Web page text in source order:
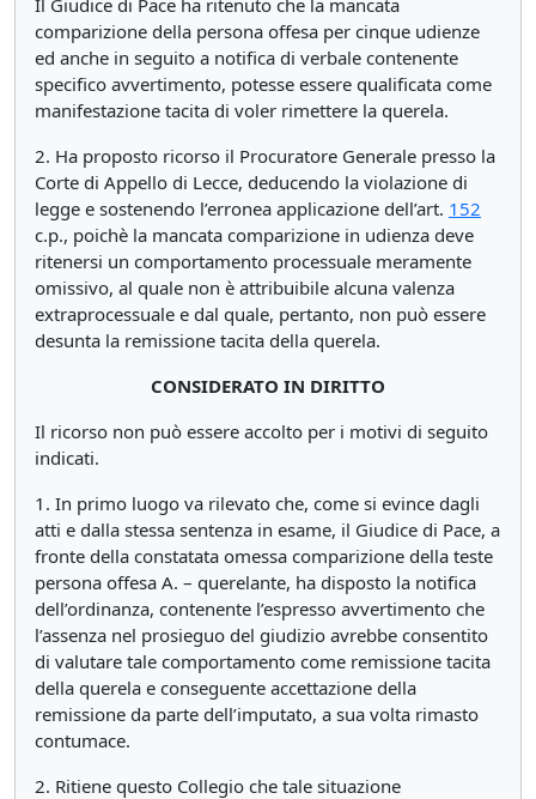
Il Giudice di Pace ha ritenuto che la mancata
comparizione della persona offesa per cinque udienze
ed anche in seguito a notifica di verbale contenente
specifico avvertimento, potesse essere qualificata come
manifestazione tacita di voler rimettere la querela.
2. Ha proposto ricorso il Procuratore Generale presso la
Corte di Appello di Lecce, deducendo la violazione di
legge e sostenendo l’erronea applicazione dell’art. 152
c.p., poichè la mancata comparizione in udienza deve
ritenersi un comportamento processuale meramente
omissivo, al quale non è attribuibile alcuna valenza
extraprocessuale e dal quale, pertanto, non può essere
desunta la remissione tacita della querela.
CONSIDERATO IN DIRITTO
Il ricorso non può essere accolto per i motivi di seguito
indicati.
1. In primo luogo va rilevato che, come si evince dagli
atti e dalla stessa sentenza in esame, il Giudice di Pace, a
fronte della constatata omessa comparizione della teste
persona offesa A. – querelante, ha disposto la notifica
dell’ordinanza, contenente l’espresso avvertimento che
l’assenza nel prosieguo del giudizio avrebbe consentito
di valutare tale comportamento come remissione tacita
della querela e conseguente accettazione della
remissione da parte dell’imputato, a sua volta rimasto
contumace.
2. Ritiene questo Collegio che tale situazione